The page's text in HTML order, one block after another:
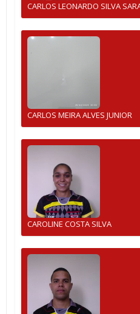
CARLOS LEONARDO SILVA
CARLOS MEIRA ALVES JUNIOR
CAROLINE COSTA SILVA